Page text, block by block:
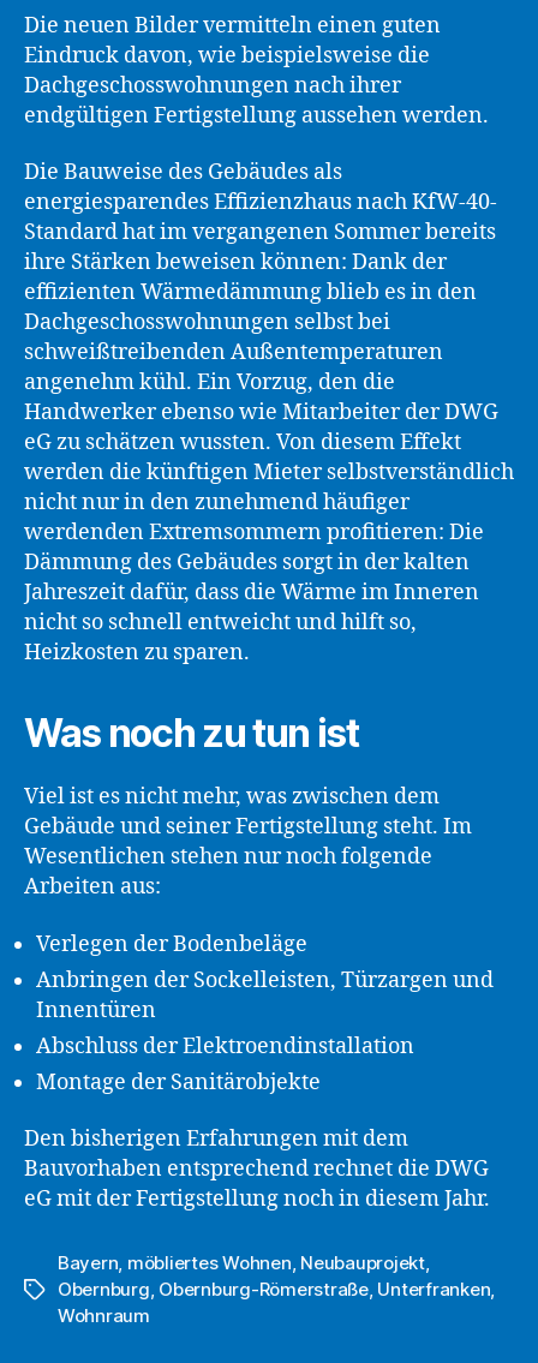
Die neuen Bilder vermitteln einen guten
Eindruck davon, wie beispielsweise die
Dachgeschosswohnungen nach ihrer
endgültigen Fertigstellung aussehen werden.
Die Bauweise des Gebäudes als
energiesparendes Effizienzhaus nach KfW-40-
Standard hat im vergangenen Sommer bereits
ihre Stärken beweisen können: Dank der
effizienten Wärmedämmung blieb es in den
Dachgeschosswohnungen selbst bei
schweißtreibenden Außentemperaturen
angenehm kühl. Ein Vorzug, den die
Handwerker ebenso wie Mitarbeiter der DWG
eG zu schätzen wussten. Von diesem Effekt
werden die künftigen Mieter selbstverständlich
nicht nur in den zunehmend häufiger
werdenden Extremsommern profitieren: Die
Dämmung des Gebäudes sorgt in der kalten
Jahreszeit dafür, dass die Wärme im Inneren
nicht so schnell entweicht und hilft so,
Heizkosten zu sparen.
Was noch zu tun ist
Viel ist es nicht mehr, was zwischen dem
Gebäude und seiner Fertigstellung steht. Im
Wesentlichen stehen nur noch folgende
Arbeiten aus:
Verlegen der Bodenbeläge
Anbringen der Sockelleisten, Türzargen und
Innentüren
Abschluss der Elektroendinstallation
Montage der Sanitärobjekte
Den bisherigen Erfahrungen mit dem
Bauvorhaben entsprechend rechnet die DWG
eG mit der Fertigstellung noch in diesem Jahr.
Schlagwörter
Bayern, möbliertes Wohnen, Neubauprojekt,
Obernburg, Obernburg-Römerstraße, Unterfranken,
Wohnraum